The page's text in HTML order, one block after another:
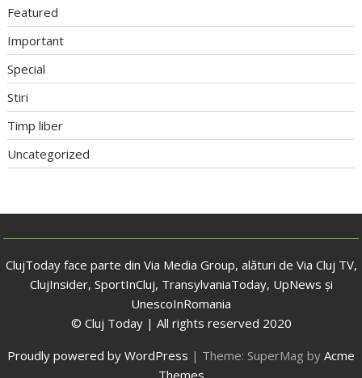
Featured
Important
Special
Stiri
Timp liber
Uncategorized
ClujToday face parte din Via Media Group, alături de Via Cluj TV,
ClujInsider, SportInCluj, TransylvaniaToday, UpNews și
UnescoInRomania
© Cluj Today | All rights reserved 2020
Proudly powered by WordPress | Theme: SuperMag by Acme